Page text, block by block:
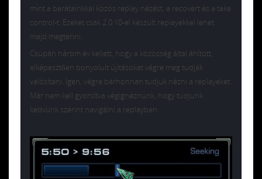
mint a barátainkkal közös replay nézést, a recovert és a take
control-t. Ezeket csak 2.0.10-el készült replayekkel lehet
majd megtenni.
Csupán három év kellett, hogy a közösség által áhított,
elképesztően bonyolult újításokat végre meg tudják
valósítani. Igen, végre bárhonnan tudjuk nézni a replayeket.
Már nem kell gyorsítva végignéznünk, hogy tudjunk
kedvünk szerint navigálni a replayben.